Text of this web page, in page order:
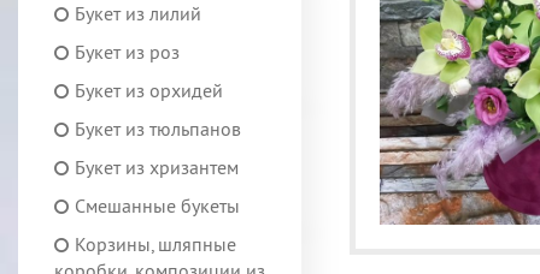
Букет из лилий
Букет из роз
Букет из орхидей
Букет из тюльпанов
Букет из хризантем
Смешанные букеты
Корзины, шляпные